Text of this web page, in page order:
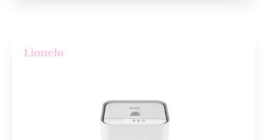
Lionelo